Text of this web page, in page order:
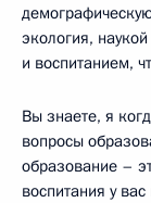
экология,
и воспитанием,
Вы знаете, я
вопросы
образование –
воспитания у